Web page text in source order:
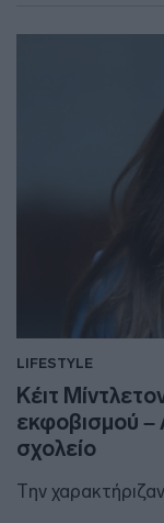
LIFESTYLE
Κέιτ
εκφοβισμού –
σχολείο
Την